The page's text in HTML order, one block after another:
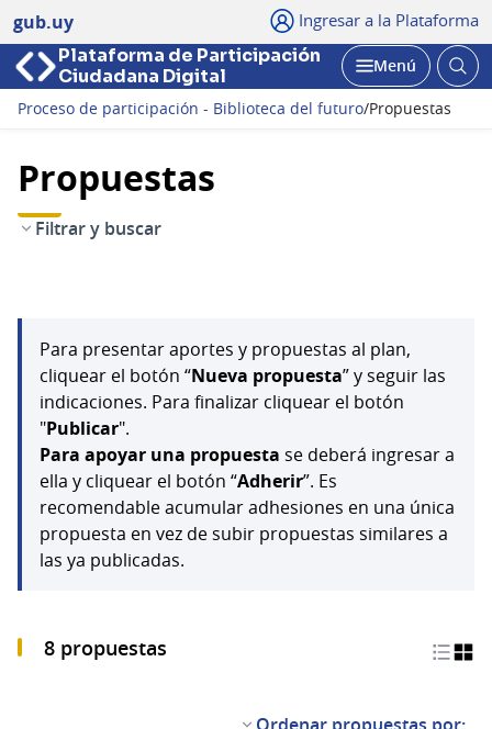
gub.uy Ingresar a la Plataforma
Plataforma de Participación
Ciudadana Digital
Abrir
Menú
Proceso de participación - Biblioteca del futuro/Propuestas
Propuestas
Filtrar y buscar
Para presentar aportes y propuestas al plan,
cliquear el botón “Nueva propuesta” y seguir las
indicaciones. Para finalizar cliquear el botón
"Publicar".
Para apoyar una propuesta se deberá ingresar a
ella y cliquear el botón “Adherir”. Es
recomendable acumular adhesiones en una única
propuesta en vez de subir propuestas similares a
las ya publicadas.
8 propuestas